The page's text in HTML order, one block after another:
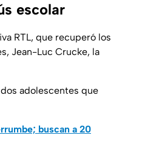
escolar
RTL, que recuperó los
Jean-Luc Crucke, la
adolescentes que
buscan a 20